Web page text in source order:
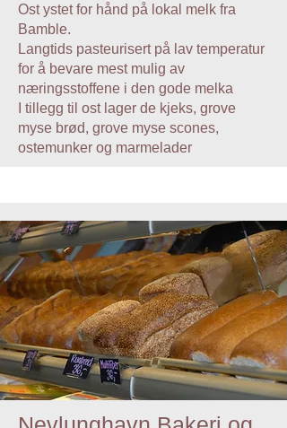
Ost ystet for hånd på lokal melk fra
Bamble.
Langtids pasteurisert på lav temperatur
for å bevare mest mulig av
næringsstoffene i den gode melka
I tillegg til ost lager de kjeks, grove
myse brød, grove myse scones,
ostemunker og marmelader